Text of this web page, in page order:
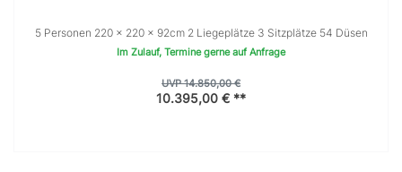
5 Personen 220 × 220 x 92cm 2 Liegeplätze 3 Sitzplätze 54 Düsen
Im Zulauf, Termine gerne auf Anfrage
UVP 14.850,00 €
10.395,00 € **